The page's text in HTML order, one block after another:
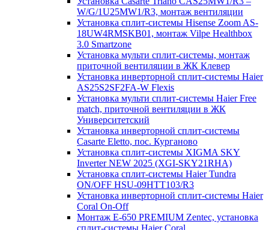
W/G/1U25MW1/R3, монтаж вентиляции
Установка сплит-системы Hisense Zoom AS-
18UW4RMSKB01, монтаж Vilpe Healthbox
3.0 Smartzone
Установка мульти сплит-системы, монтаж
приточной вентиляции в ЖК Клевер
Установка инверторной сплит-системы Haier
AS25S2SF2FA-W Flexis
Установка мульти сплит-системы Haier Free
match, приточной вентиляции в ЖК
Университетский
Установка инверторной сплит-системы
Casarte Eletto, пос. Курганово
Установка сплит-системы XIGMA SKY
Inverter NEW 2025 (XGI-SKY21RHA)
Установка сплит-системы Haier Tundra
ON/OFF HSU-09HTT103/R3
Установка инверторной сплит-системы Haier
Coral On-Off
Монтаж E-650 PREMIUM Zentec, установка
сплит-системы Haier Coral